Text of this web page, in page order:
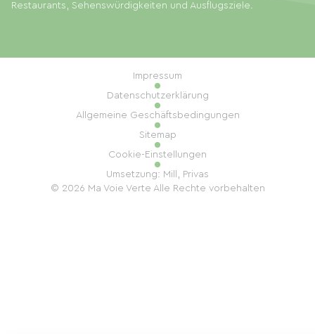
Restaurants, Sehenswürdigkeiten und Ausflugsziele.
© 2026 Ma Voie Verte Alle Rechte vorbehalten
Impressum
Datenschutzerklärung
Allgemeine Geschäftsbedingungen
Sitemap
Cookie-Einstellungen
Umsetzung: Mill, Privas